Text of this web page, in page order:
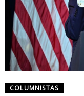
COLUMNISTAS